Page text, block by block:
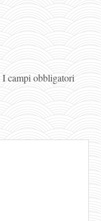
I campi obbligatori